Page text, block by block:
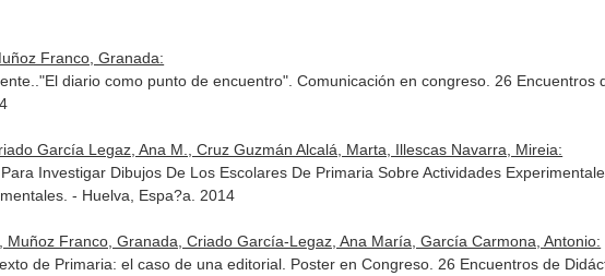
Franco, Granada:
diario como punto de encuentro". Comunicación en congreso. 26 Encuentros
García Legaz, Ana M., Cruz Guzmán Alcalá, Marta, Illescas Navarra, Mireia:
Investigar Dibujos De Los Escolares De Primaria Sobre Actividades
- Huelva, Espa?a. 2014
Muñoz Franco, Granada, Criado García-Legaz, Ana María, García Carmona, Antonio:
de Primaria: el caso de una editorial. Poster en Congreso. 26 Encuentros de